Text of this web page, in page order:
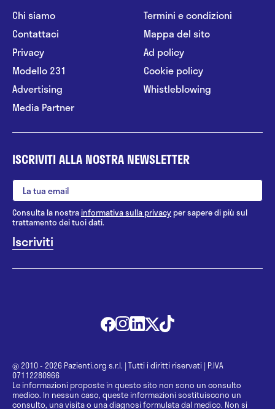
Chi siamo
Contattaci
Privacy
Modello 231
Advertising
Media Partner
Termini e condizioni
Mappa del sito
Ad policy
Cookie policy
Whistleblowing
ISCRIVITI ALLA NOSTRA NEWSLETTER
Consulta la nostrainformativa sulla privacy per sapere di più sul
trattamento dei tuoi dati.
@ 2010 - 2026 Pazienti.org s.r.l. | Tutti i diritti riservati | P.IVA
07112280966
Le informazioni proposte in questo sito non sono un consulto
medico. In nessun caso, queste informazioni sostituiscono un
consulto, una visita o una diagnosi formulata dal medico. Non si